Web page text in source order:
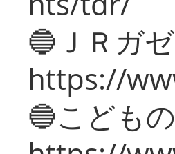
🔵ＪＲガ
https://
🔵こども